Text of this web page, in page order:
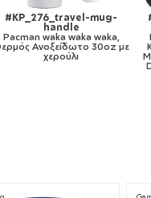
#KP_276_cap-original-
white
Pacman waka waka waka,
Πεντάφυλλο καπέλο Λευκό,
100% Βαμβακερό (Twill), με
ρύθμιση, unisex